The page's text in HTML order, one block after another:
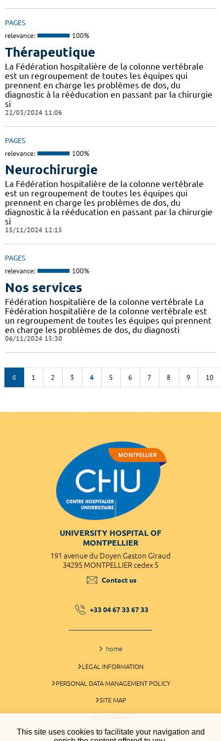
This site uses cookies to facilitate your navigation and
PAGES
relevance: 100%
Thérapeutique
La Fédération hospitalière de la colonne vertébrale
est un regroupement de toutes les équipes qui
prennent en charge les problèmes de dos, du
diagnostic à la rééducation en passant par la chirurgie
si
22/03/2024 11:06
PAGES
relevance: 100%
Neurochirurgie
La Fédération hospitalière de la colonne vertébrale
est un regroupement de toutes les équipes qui
prennent en charge les problèmes de dos, du
diagnostic à la rééducation en passant par la chirurgie
si
15/11/2024 12:15
PAGES
relevance: 100%
Nos services
Fédération hospitalière de la colonne vertébrale La
Fédération hospitalière de la colonne vertébrale est
un regroupement de toutes les équipes qui prennent
en charge les problèmes de dos, du diagnosti
06/11/2024 15:30
1 2 3 4 5 6 7 8 9 10
UNIVERSITY HOSPITAL OF
MONTPELLIER
191 avenue du Doyen Gaston Giraud
34295 MONTPELLIER cedex 5
Contact us
+33 04 67 33 67 33
home
LEGAL INFORMATION
PERSONAL DATA MANAGEMENT POLICY
SITE MAP
GLOSSARY
COOKIES MANAGEMENT